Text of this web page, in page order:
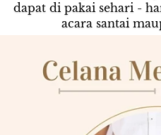
dapat di pakai sehari -
acara santai